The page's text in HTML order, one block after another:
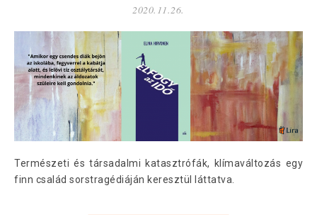
2020.11.26.
Természeti és társadalmi katasztrófák, klímaváltozás egy
finn család sorstragédiáján keresztül láttatva.